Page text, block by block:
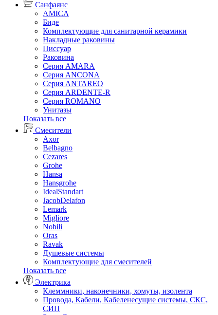
Санфаянс
AMICA
Биде
Комплектующие для санитарной керамики
Накладные раковины
Писсуар
Раковина
Серия AMARA
Серия ANCONA
Серия ANTAREO
Серия ARDENTE-R
Серия ROMANO
Унитазы
Показать все
Смесители
Axor
Belbagno
Cezares
Grohe
Hansa
Hansgrohe
IdealStandart
JacobDelafon
Lemark
Migliore
Nobili
Oras
Ravak
Душевые системы
Комплектующие для смесителей
Показать все
Электрика
Клеммники, наконечники, хомуты, изолента
Провода, Кабели, Кабеленесущие системы, СКС,
СИП